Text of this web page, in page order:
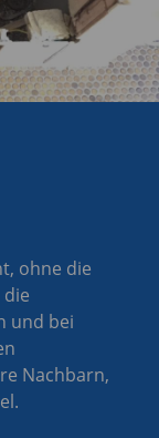
ohne die
die
und bei
Nachbarn,